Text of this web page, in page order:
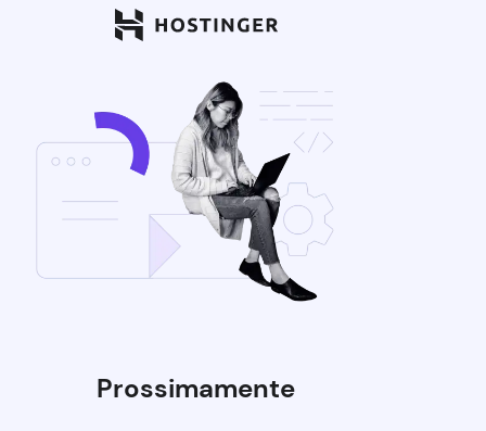
Prossimamente